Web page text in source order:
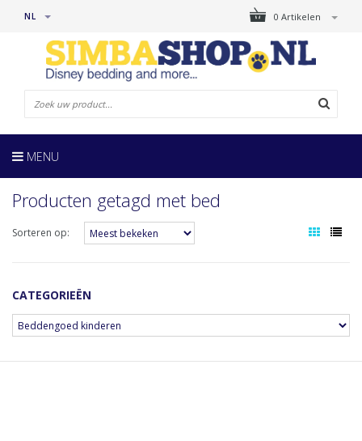
0 Artikelen
NL
MENU
Producten getagd met bed
Sorteren op:
CATEGORIEËN